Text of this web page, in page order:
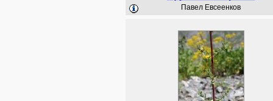
Павел Евсеенков